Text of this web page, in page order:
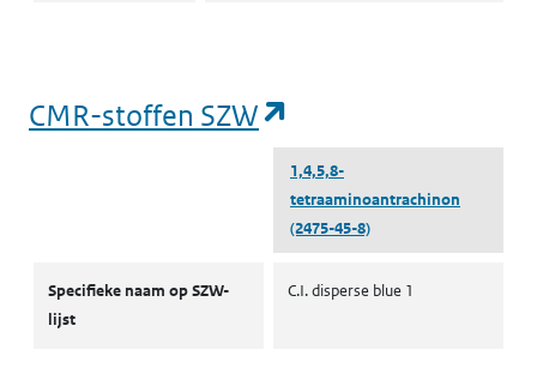
CMR-stoffen SZW
1,4,5,8-
tetraaminoantrachinon
(2475-45-8)
Specifieke naam op SZW-
lijst
C.I. disperse blue 1